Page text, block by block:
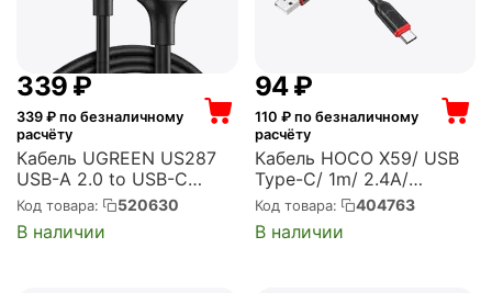
‍339‍ ₽
339 ₽ по безналичному
расчёту
Кабель UGREEN US287
USB-A 2.0 to USB-C
Cable Nickel Plating.
Длина: 1,5м. Цвет:
черный (60117)
Код товара: 520630
В наличии
‍94‍₽
110 ₽ по безналичному
расчёту
Кабель HOCO X59/ USB
Type-C/ 1m/ 2.4A/
Нейлон/ Black (HC-
44920)
Код товара: 404763
В наличии